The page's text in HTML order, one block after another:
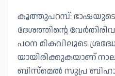
കൂത്തുപറമ്പ്:
ദേശത്തിൻ്റെ
പഠന മികവിലൂടെ
യായിരിക്കുകയാണ്
ബിസ്മെൽ സുപ്ര